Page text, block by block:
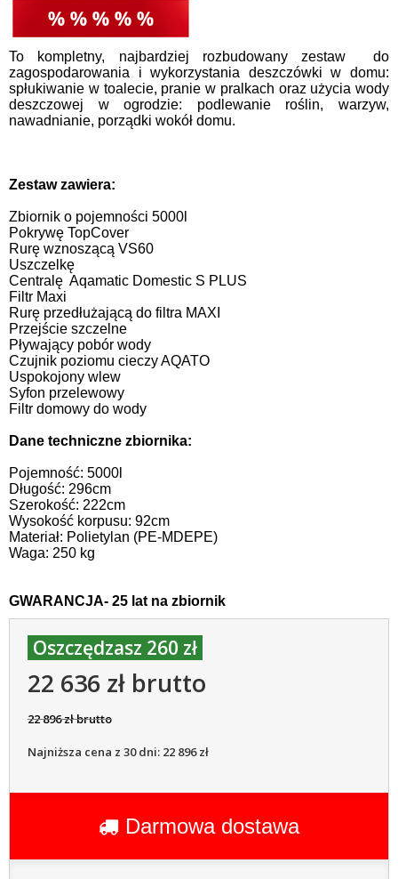
To kompletny, najbardziej rozbudowany zestaw do
zagospodarowania i wykorzystania deszczówki w domu:
spłukiwanie w toalecie, pranie w pralkach oraz użycia wody
deszczowej w ogrodzie: podlewanie roślin, warzyw,
nawadnianie, porządki wokół domu.
Zestaw zawiera:
Zbiornik o pojemności 5000l
Pokrywę TopCover
Rurę wznoszącą VS60
Uszczelkę
Centralę Aqamatic Domestic S PLUS
Filtr Maxi
Rurę przedłużającą do filtra MAXI
Przejście szczelne
Pływający pobór wody
Czujnik poziomu cieczy AQATO
Uspokojony wlew
Syfon przelewowy
Filtr domowy do wody
Dane techniczne zbiornika:
Pojemność: 5000l
Długość: 296cm
Szerokość: 222cm
Wysokość korpusu: 92cm
Materiał: Polietylan (PE-MDEPE)
Waga: 250 kg
GWARANCJA- 25 lat na zbiornik
Oszczędzasz 260 zł
22 636 zł brutto
22 896 zł brutto
Najniższa cena z 30 dni: 22 896 zł
Darmowa dostawa